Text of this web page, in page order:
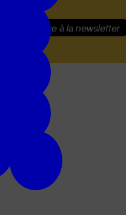
S'inscrire à la newsletter